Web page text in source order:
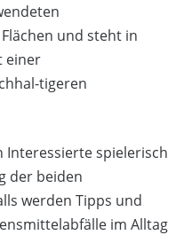
und steht in
einer
tigeren
Interessierte spielerisch
der beiden
werden Tipps und
im Alltag